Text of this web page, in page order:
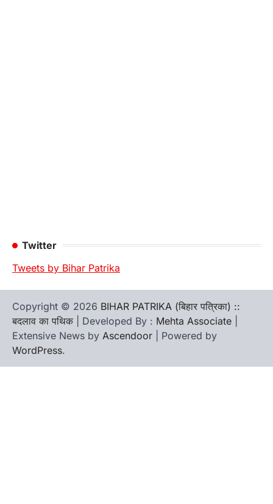
Twitter
Tweets by Bihar Patrika
Copyright © 2026 BIHAR PATRIKA (बिहार पत्रिका) ::
बदलाव का पथिक | Developed By : Mehta Associate
Extensive News by Ascendoor | Powered by
WordPress.